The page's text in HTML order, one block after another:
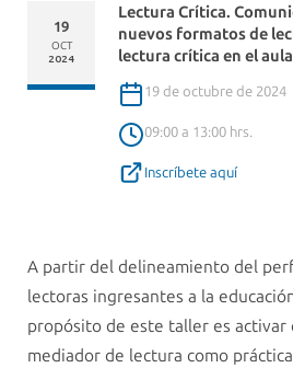
Lectura Crítica.
nuevos formatos de
lectura crítica en el
19 de octubre de 2024
09:00 a 13:00 hrs.
Inscríbete aquí
19
OCT
2024
A partir del delineamiento del
lectoras ingresantes a la
propósito de este taller es activar
mediador de lectura como